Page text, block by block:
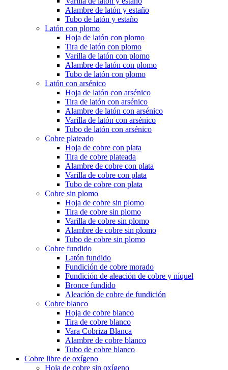
Alambre de latón y estaño
Tubo de latón y estaño
Latón con plomo
Hoja de latón con plomo
Tira de latón con plomo
Varilla de latón con plomo
Alambre de latón con plomo
Tubo de latón con plomo
Latón con arsénico
Hoja de latón con arsénico
Tira de latón con arsénico
Alambre de latón con arsénico
Varilla de latón con arsénico
Tubo de latón con arsénico
Cobre plateado
Hoja de cobre con plata
Tira de cobre plateada
Alambre de cobre con plata
Varilla de cobre con plata
Tubo de cobre con plata
Cobre sin plomo
Hoja de cobre sin plomo
Tira de cobre sin plomo
Varilla de cobre sin plomo
Alambre de cobre sin plomo
Tubo de cobre sin plomo
Cobre fundido
Latón fundido
Fundición de cobre morado
Fundición de aleación de cobre y níquel
Bronce fundido
Aleación de cobre de fundición
Cobre blanco
Hoja de cobre blanco
Tira de cobre blanco
Vara Cobriza Blanca
Alambre de cobre blanco
Tubo de cobre blanco
Cobre libre de oxígeno
Hoja de cobre sin oxígeno